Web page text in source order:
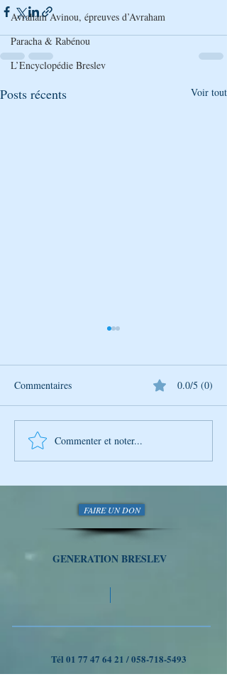
Avraham Avinou, épreuves d’Avraham
Paracha & Rabénou
L’Encyclopédie Breslev
Posts récents Voir tout
L’Univers de Breslev – Tou
BéAv : Un moment pour
Commentaires 0.0/5 (0)
Commenter et noter...
FAIRE UN DON
GENERATION BRESLEV
Tél 01 77 47 64 21 /058-718-5493